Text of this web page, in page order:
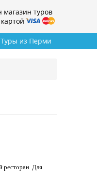
туров
Туры из Перми
ресторан. Для